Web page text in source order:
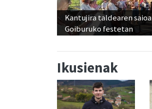
Kantujira taldearen saioa
Goiburuko festetan
Ikusienak